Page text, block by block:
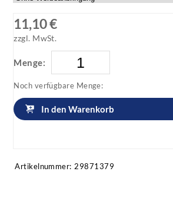
11,10 €
zzgl. MwSt.
Menge:
Noch verfügbare Menge:
In den Warenkorb
Artikelnummer: 29871379